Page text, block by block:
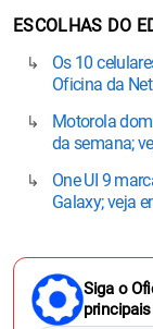
ESCOLHAS DO
Os 10
Oficina da Net
Motorola
da semana;
One UI 9
Galaxy; veja
Siga o